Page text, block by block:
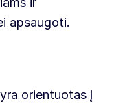
apsaugoti.
orientuotas į